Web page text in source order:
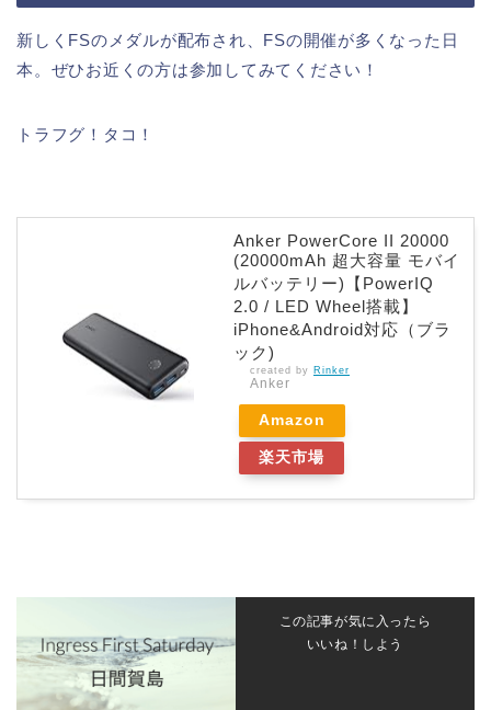
新しくFSのメダルが配布され、FSの開催が多くなった日
本。ぜひお近くの方は参加してみてください！
トラフグ！タコ！
Anker PowerCore II 20000
(20000mAh 超大容量 モバイ
ルバッテリー)【PowerIQ
2.0 / LED Wheel搭載】
iPhone&Android対応（ブラ
ック)
created by Rinker
Anker
Amazon
楽天市場
この記事が気に入ったら
いいね！しよう